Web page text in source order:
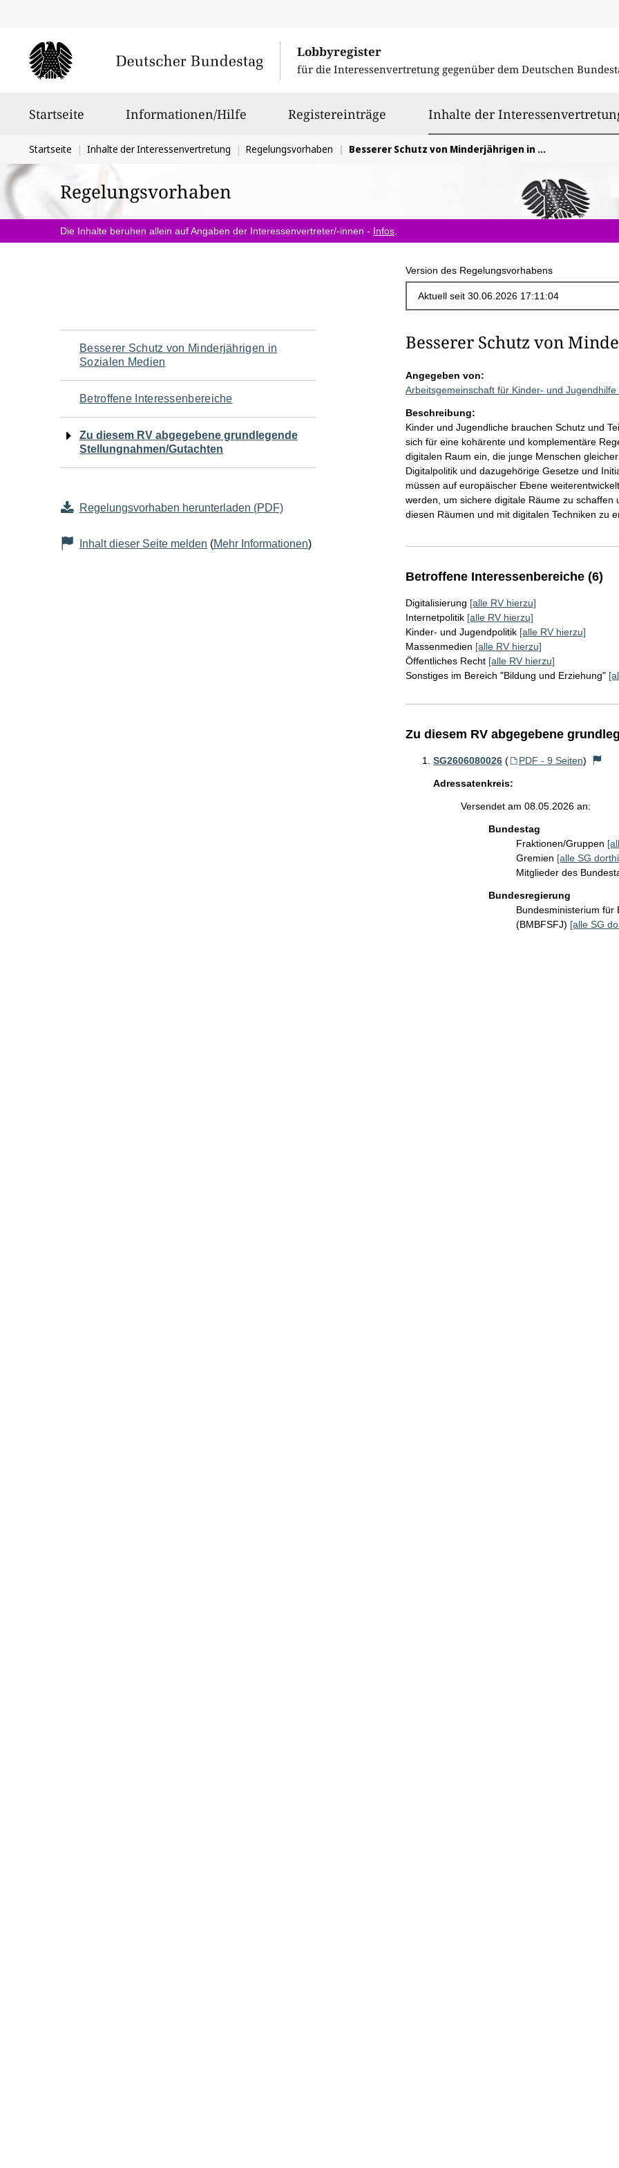
Lobbyregister
für die Interessenvertretung gegenüber dem Deutschen
Startseite Informationen/Hilfe Registereinträge Inhalte der
Sie
befinden
sich
hier:
Startseite Inhalte der Interessenvertretung Regelungsvorhaben Besserer Schutz von Minderjährigen in Sozialen Medien
Regelungsvorhaben
Die Inhalte beruhen allein auf Angaben der Interessenvertreter/-innen - Infos
Version des Regelungsvorhabens
Navigation
für
den
Seiteninhalt
Besserer Schutz von Minderjährigen in
Sozialen Medien
Betroffene Interessenbereiche
Zu diesem RV abgegebene grundlegende
Stellungnahmen/Gutachten
Regelungsvorhaben herunterladen (PDF)
Inhalt dieser Seite melden (Mehr Informationen)
Besserer Schutz von
Angegeben von:
Arbeitsgemeinschaft für Kinder- und
Beschreibung:
Kinder und Jugendliche brauchen Schutz und
sich für eine kohärente und komplementäre
digitalen Raum ein, die junge Menschen
Digitalpolitik und dazugehörige Gesetze und
müssen auf europäischer Ebene
werden, um sichere digitale Räume zu
diesen Räumen und mit digitalen Techniken zu
Betroffene Interessenbereiche (6)
Digitalisierung [alle RV hierzu]
Internetpolitik [alle RV hierzu]
Kinder- und Jugendpolitik [alle RV hierzu]
Massenmedien [alle RV hierzu]
Öffentliches Recht [alle RV hierzu]
Sonstiges im Bereich "Bildung und Erziehung"
Zu diesem RV abgegebene
SG2606080026 ( PDF - 9 Seiten)
Adressatenkreis:
Versendet am 08.05.2026 an:
Bundestag
Fraktionen/Gruppen
Gremien [alle SG
Mitglieder des
Bundesregierung
Bundesministerium für
(BMBFSFJ) [alle SG